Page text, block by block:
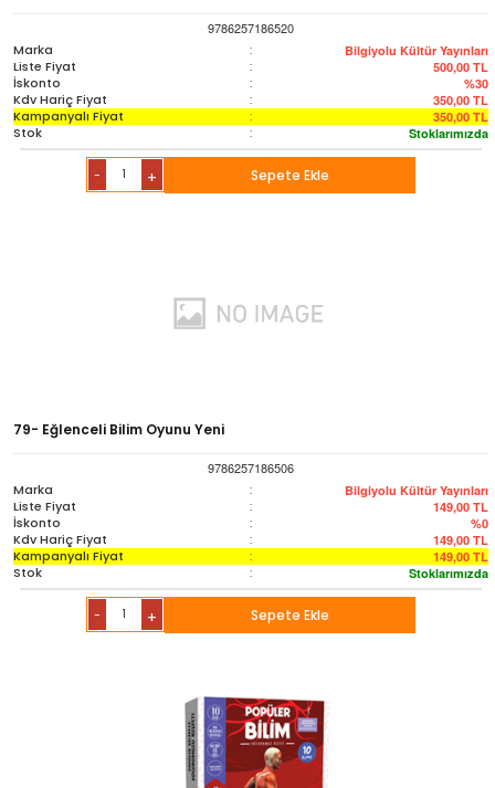
9786257186520
Marka
: Bilgiyolu Kültür Yayınları
Liste Fiyat : 500,00 TL
İskonto : %30
Kdv Hariç Fiyat : 350,00 TL
Kampanyalı Fiyat : 350,00 TL
Stok : Stoklarımızda
- + Sepete Ekle
79- Eğlenceli Bilim Oyunu Yeni
9786257186506
Marka
: Bilgiyolu Kültür Yayınları
Liste Fiyat : 149,00 TL
İskonto : %0
Kdv Hariç Fiyat : 149,00 TL
Kampanyalı Fiyat : 149,00 TL
Stok : Stoklarımızda
- + Sepete Ekle